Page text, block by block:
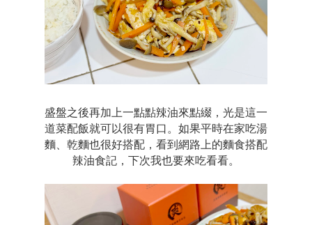
盛盤之後再加上一點點辣油來點綴，光是這一
道菜配飯就可以很有胃口。如果平時在家吃湯
麵、乾麵也很好搭配，看到網路上的麵食搭配
辣油食記，下次我也要來吃看看。